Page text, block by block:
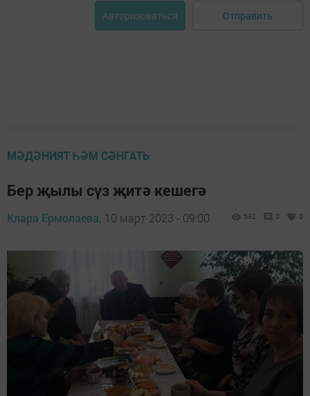
Авторизоваться Отправить
МӘДӘНИЯТ ҺӘМ СӘНГАТЬ
Бер җылы сүз җитә кешегә
Клара Ермолаева, 10 март 2023 - 09:00 532 0 0